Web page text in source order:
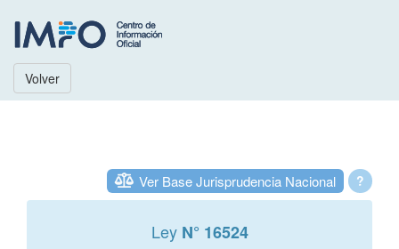
Volver
?
Ver Base Jurisprudencia Nacional
Ley N° 16524